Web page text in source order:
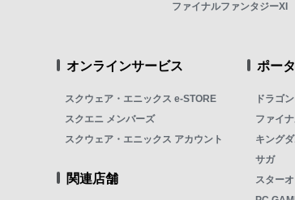
ファイナルファンタジーXI
オンラインサービス
スクウェア・エニックス e-STORE
スクエニ メンバーズ
スクウェア・エニックス アカウント
関連店舗
ポー
ドラゴ
ファイ
キング
サガ
スター